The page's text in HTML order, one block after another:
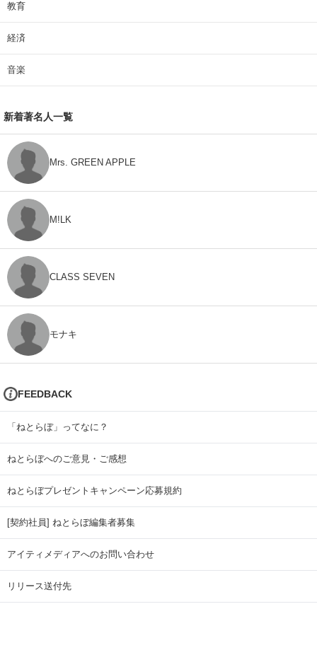
教育
経済
音楽
新着著名人一覧
Mrs. GREEN APPLE
M!LK
CLASS SEVEN
モナキ
FEEDBACK
「ねとらぼ」ってなに？
ねとらぼへのご意見・ご感想
ねとらぼプレゼントキャンペーン応募規約
[契約社員] ねとらぼ編集者募集
アイティメディアへのお問い合わせ
リリース送付先